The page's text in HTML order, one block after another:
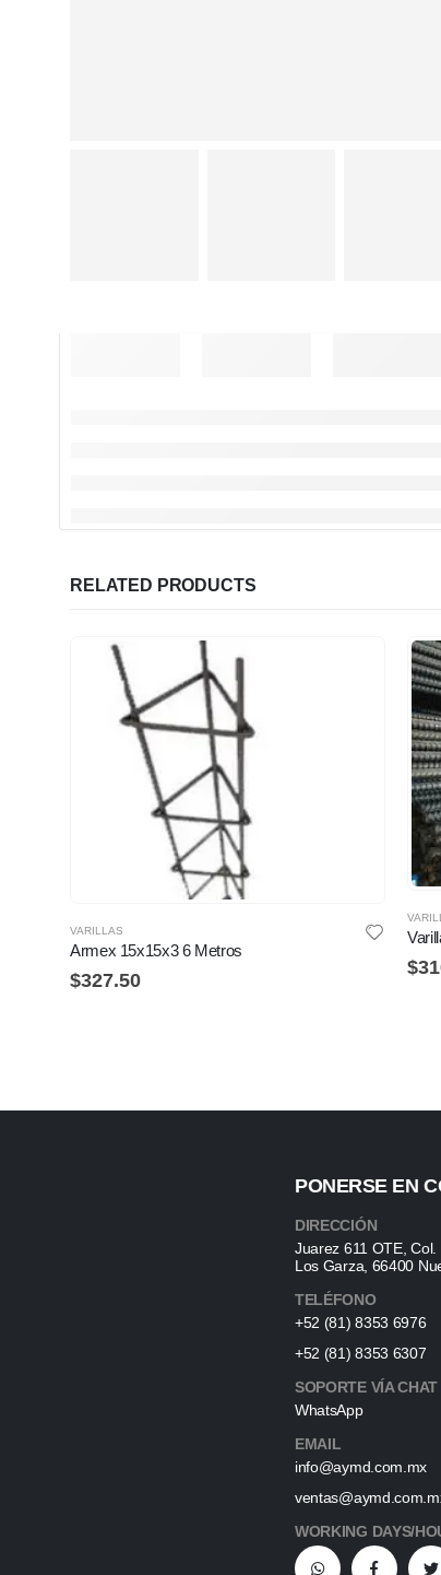
RELATED PRODUCTS
VARILLAS
Armex 15x15x3 6 Metros
$327.50
$
PONERSE EN
DIRECCIÓN
Juarez 611 OTE,
Los Garza, 66400
TELÉFONO
+52 (81) 8353 6976
+52 (81) 8353 6307
SOPORTE VÍA CHAT
WhatsApp
EMAIL
info@aymd.com.mx
WORKING DAYS/